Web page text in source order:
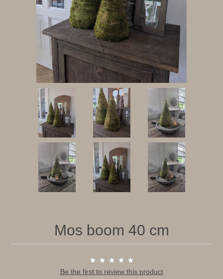
Mos boom 40 cm
Be the first to review this product